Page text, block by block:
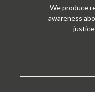
We produce
awareness